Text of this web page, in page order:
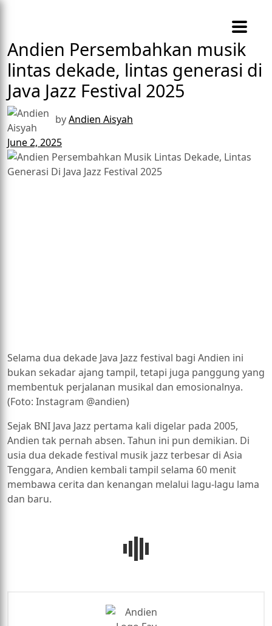
Andien Persembahkan musik
lintas dekade, lintas generasi di
Java Jazz Festival 2025
byAndien Aisyah
June 2, 2025
Selama dua dekade Java Jazz festival bagi Andien ini
bukan sekadar ajang tampil, tetapi juga panggung yang
membentuk perjalanan musikal dan emosionalnya.
(Foto: Instagram @andien)
Sejak BNI Java Jazz pertama kali digelar pada 2005,
Andien tak pernah absen. Tahun ini pun demikian. Di
usia dua dekade festival musik jazz terbesar di Asia
Tenggara, Andien kembali tampil selama 60 menit
membawa cerita dan kenangan melalui lagu-lagu lama
dan baru.